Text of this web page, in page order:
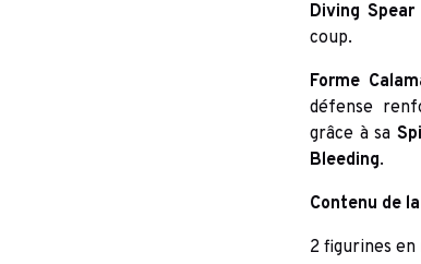
Diving
coup.
Forme
défense
grâce à sa
Bleeding.
Contenu de
2 figurines en